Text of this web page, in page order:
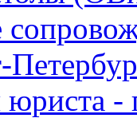
юриста -